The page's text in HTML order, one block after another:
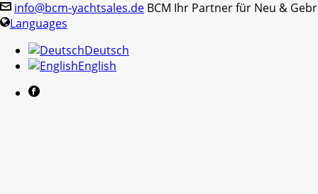
info@bcm-yachtsales.de BCM Ihr Partner für Neu &
Languages
Deutsch
English